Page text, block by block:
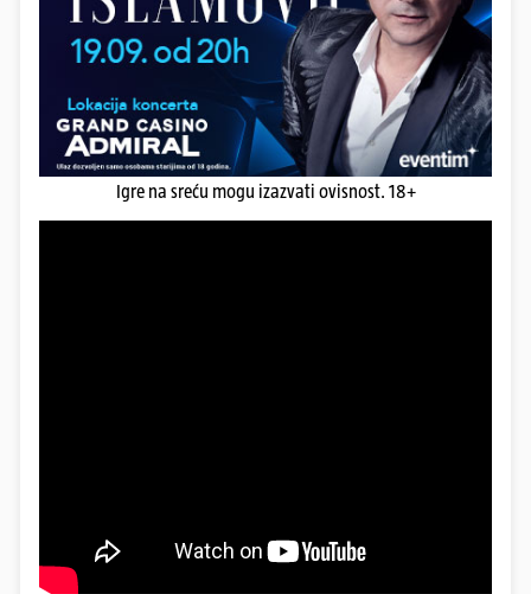
Igre na sreću mogu izazvati ovisnost. 18+